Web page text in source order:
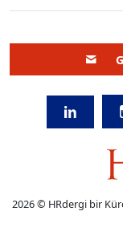
2026 © HRdergi bir